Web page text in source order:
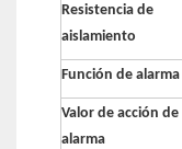
Resistencia de
aislamiento
Función de alarma
Valor de acción de
alarma